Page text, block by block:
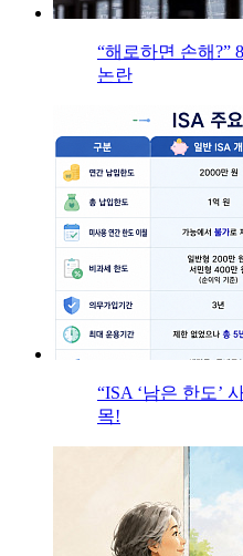
“해로하면 손해?”
논란
“ISA ‘남은 한도’
목!